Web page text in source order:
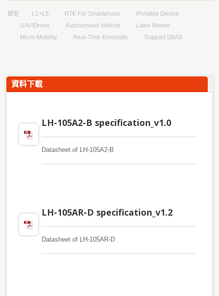
類型 L1+L5 RTK For Smartphone
Portable Device
UAV/Drone
Autonomous Vehicle
Lawn Mower
Micro-Mobility
Real-Time Kinematic Support SBAS
資料下載
LH-105A2-B specification_v1.0
Datasheet of LH-105A2-B
LH-105AR-D specification_v1.2
Datasheet of LH-105AR-D